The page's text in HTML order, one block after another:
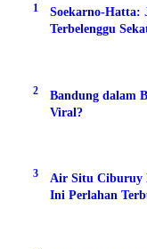
1
Soekarno-Hatta:
Terbelenggu
2
Bandung dalam
Viral?
3
Air Situ Ciburuy
Ini Perlahan